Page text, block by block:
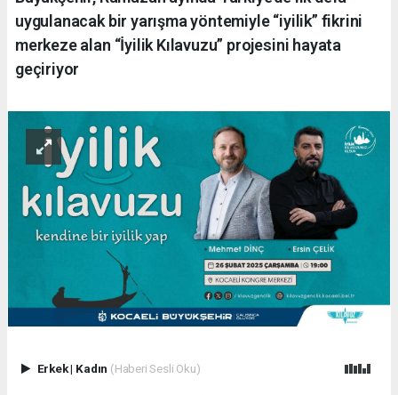
uygulanacak bir yarışma yöntemiyle “iyilik” fikrini
merkeze alan “İyilik Kılavuzu” projesini hayata
geçiriyor
Erkek| Kadın (Haberi Sesli Oku)